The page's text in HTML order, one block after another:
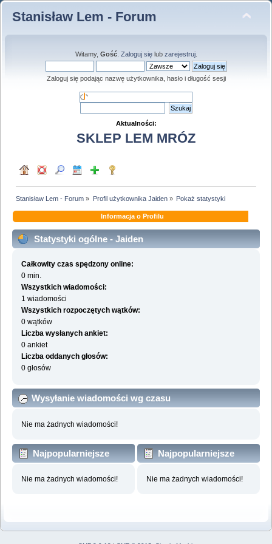
Stanisław Lem - Forum
Witamy, Gość. Zaloguj sięlub zarejestruj.
Zaloguj się podając nazwę użytkownika, hasło i długość sesji
Aktualności:
SKLEP LEM MRÓZ
Stanisław Lem - Forum » Profil użytkownika Jaiden» Pokaż statystyki
Informacja o Profilu
Statystyki ogólne - Jaiden
Całkowity czas spędzony online:
0 min.
Wszystkich wiadomości:
1 wiadomości
Wszystkich rozpoczętych wątków:
0 wątków
Liczba wysłanych ankiet:
0 ankiet
Liczba oddanych głosów:
0 głosów
Wysyłanie wiadomości wg czasu
Nie ma żadnych wiadomości!
Najpopularniejsze
Nie ma żadnych wiadomości!
Najpopularniejsze
Nie ma żadnych wiadomości!